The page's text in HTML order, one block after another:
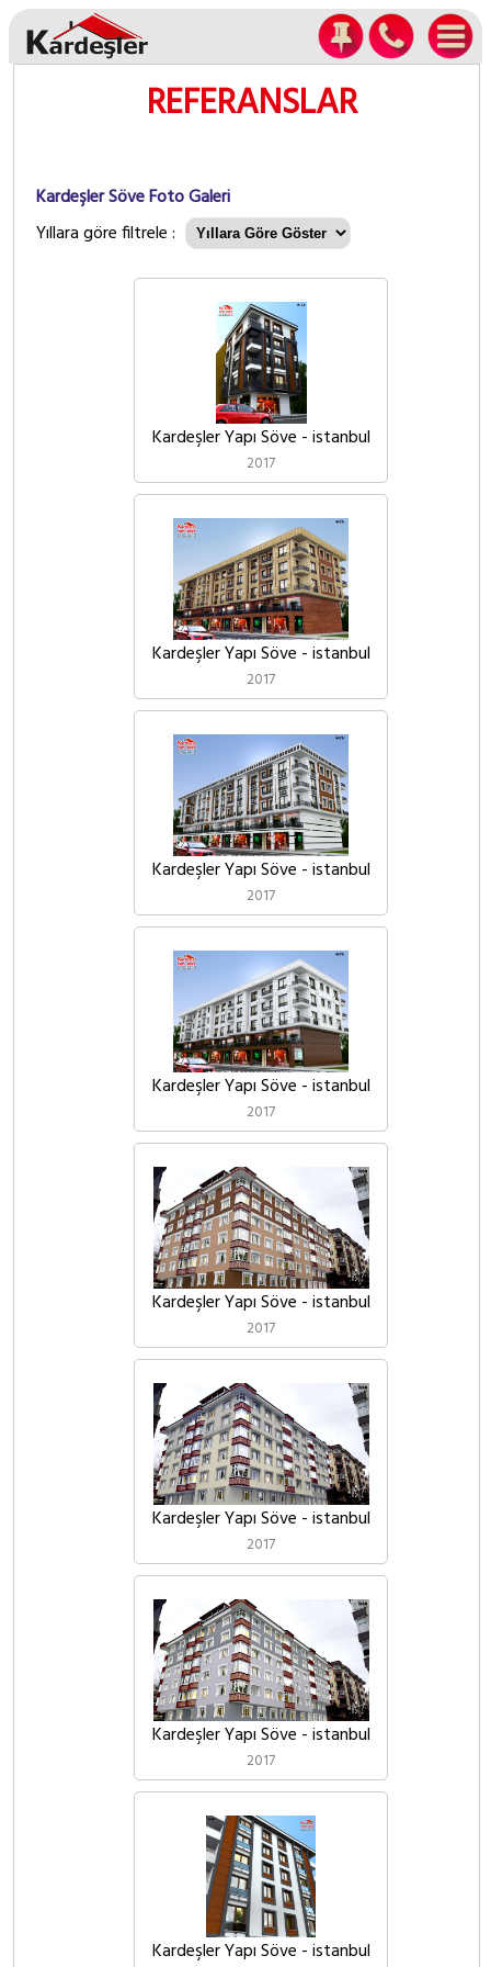
REFERANSLAR
Kardeşler Söve Foto Galeri
Yıllara göre filtrele :
Kardeşler Yapı Söve - istanbul
2017
Kardeşler Yapı Söve - istanbul
2017
Kardeşler Yapı Söve - istanbul
2017
Kardeşler Yapı Söve - istanbul
2017
Kardeşler Yapı Söve - istanbul
2017
Kardeşler Yapı Söve - istanbul
2017
Kardeşler Yapı Söve - istanbul
2017
Kardeşler Yapı Söve - istanbul